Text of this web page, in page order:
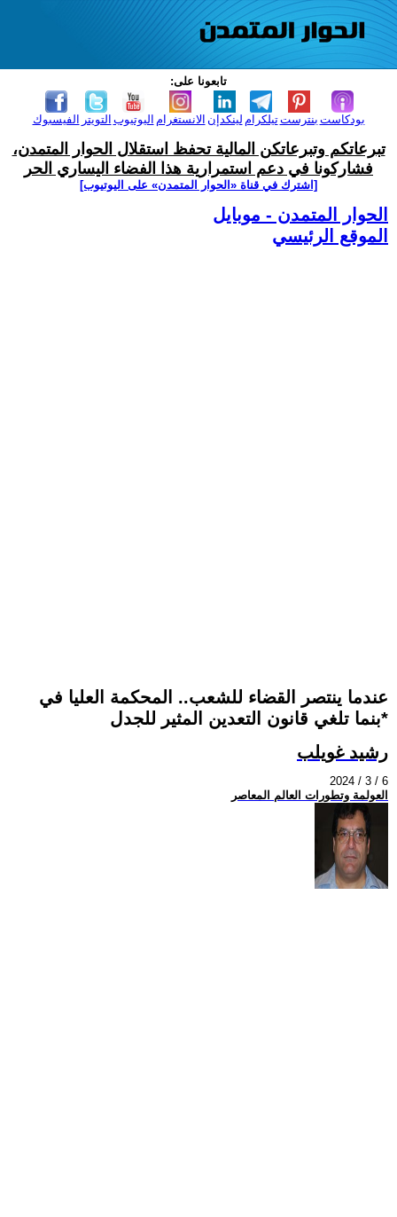
تابعونا على:
الفيسبوك التويتر اليوتيوب الانستغرام لينكدإن تيلكرامبنترست بودكاست
تبرعاتكم وتبرعاتكن المالية تحفظ استقلال الحوار المتمدن،
فشاركونا في دعم استمرارية هذا الفضاء اليساري الحر
[اشترك في قناة ‫«الحوار المتمدن» على اليوتيوب]
الحوار المتمدن - موبايل
الموقع الرئيسي
عندما ينتصر القضاء للشعب.. المحكمة العليا في
بنما تلغي قانون التعدين المثير للجدل*
رشيد غويلب
2024 / 3 / 6
العولمة وتطورات العالم المعاصر